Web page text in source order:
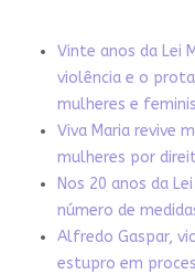
Vinte anos da Lei
violência e o
mulheres e
Viva Maria revive
mulheres por
Nos 20 anos da
número de
Alfredo Gaspar,
estupro em